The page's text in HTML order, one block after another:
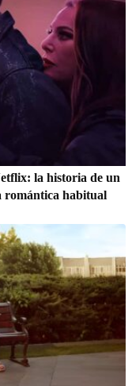
la historia de un
romántica habitual